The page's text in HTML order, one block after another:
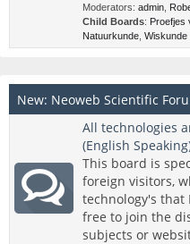
Moderators: admin
Child Boards: Proefjes
Natuurkunde Wiskunde
New: Neoweb Scientific
All technologies
(English
This board is
foreign visitors,
technology's that
free to join the
subjects or